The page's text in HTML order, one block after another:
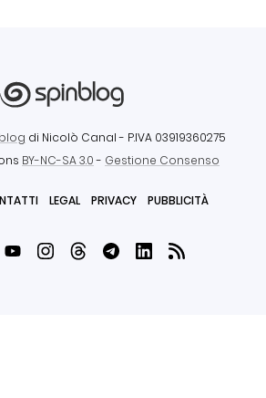
di Nicolò Canal - P.IVA 03919360275
BY-NC-SA 3.0- Gestione Consenso
LEGAL PRIVACY PUBBLICITÀ